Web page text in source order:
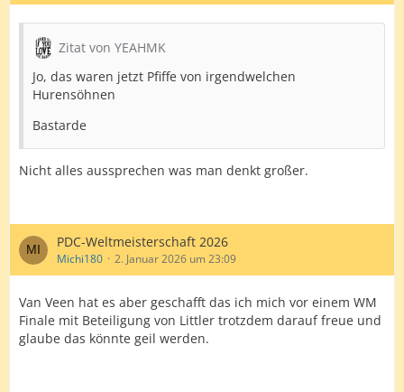
Zitat von YEAHMK
Jo, das waren jetzt Pfiffe von irgendwelchen
Hurensöhnen
Bastarde
Nicht alles aussprechen was man denkt großer.
PDC-Weltmeisterschaft 2026
Michi180 2. Januar 2026 um 23:09
Van Veen hat es aber geschafft das ich mich vor einem WM
Finale mit Beteiligung von Littler trotzdem darauf freue und
glaube das könnte geil werden.